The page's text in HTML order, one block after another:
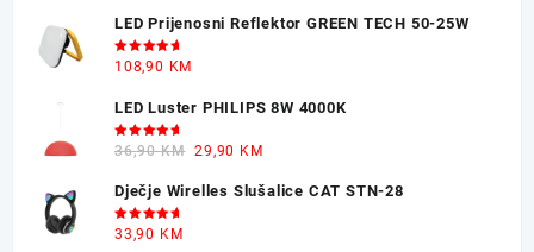
was:
is:
LED Prijenosni Reflektor GREEN TECH 50-25W
Ocjenjeno
5.00od 5
108,90 KM
LED Luster PHILIPS 8W 4000K
Ocjenjeno
5.00 od 5
36,90KM Original
was:
29,90 KMCurrent
is:
Dječje Wirelles Slušalice CAT STN-28
Ocjenjeno
5.00 od 5
33,90 KM